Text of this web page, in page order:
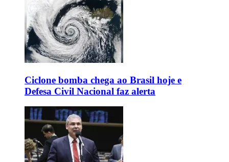
Ciclone bomba chega ao Brasil hoje e
Defesa Civil Nacional faz alerta